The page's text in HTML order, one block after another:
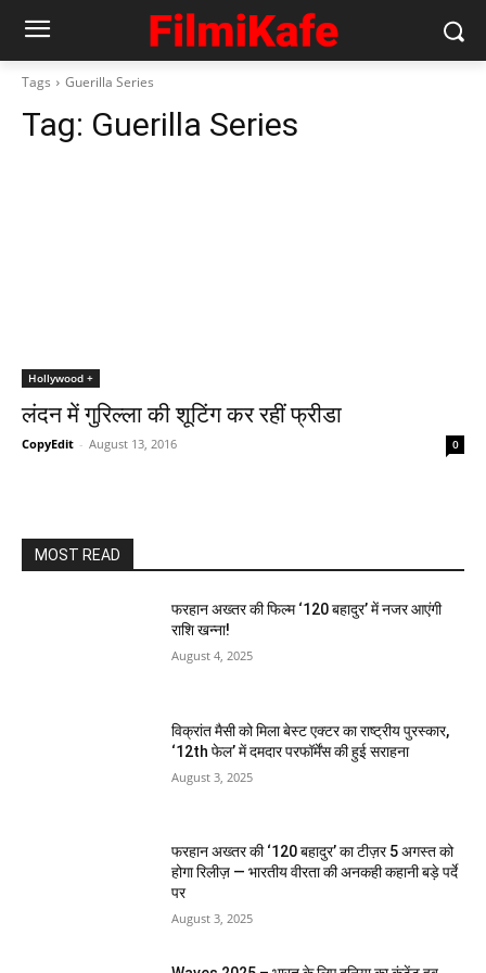
Tags Guerilla Series
Tag: Guerilla Series
Hollywood +
लंदन में गुरिल्ला की शूटिंग कर रहीं फ्रीडा
CopyEdit - August 13, 2016 0
MOST READ
फरहान अख्तर की फिल्म ‘120 बहादुर’ में नजर आएंगी
राशि खन्ना!
August 4, 2025
विक्रांत मैसी को मिला बेस्ट एक्टर का राष्ट्रीय पुरस्कार,
‘12th फेल’ में दमदार परफॉर्मेंस की हुई सराहना
August 3, 2025
फरहान अख्तर की ‘120 बहादुर’ का टीज़र 5 अगस्त को
होगा रिलीज़ — भारतीय वीरता की अनकही कहानी बड़े पर्दे
पर
August 3, 2025